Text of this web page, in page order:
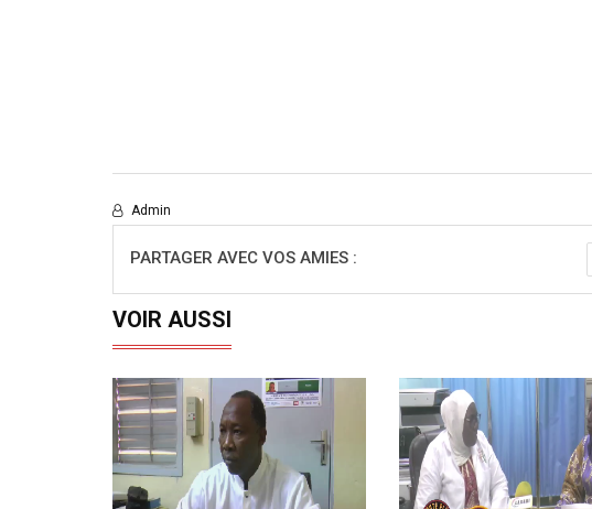
Admin
PARTAGER AVEC VOS AMIES :
VOIR AUSSI